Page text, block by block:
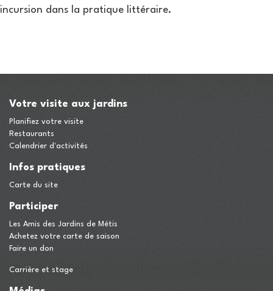
incursion dans la pratique littéraire.
Votre visite aux jardins
Planifiez votre visite
Restaurants
Calendrier d'activités
Infos pratiques
Carte du site
Participer
Les Amis des Jardins de Métis
Achetez votre carte de saison
Faire un don
Carrière et stage